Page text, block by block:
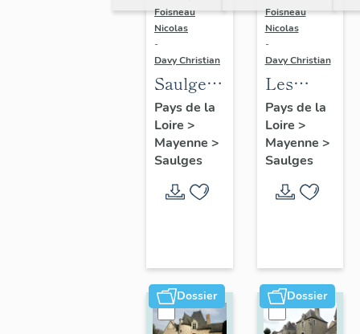
Foisneau
Nicolas
-
Davy Christian
Saulges :
présentation
de la
commune
Pays de la
Loire >
Mayenne >
Saulges
Foisneau
Nicolas
-
Davy Christian
Les
fermes
de la
commune
Saulges
Pays de la
Loire >
Mayenne >
Saulges
Dossier Dossier